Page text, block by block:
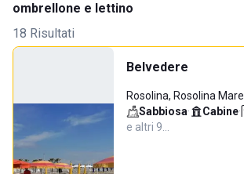
ombrellone e lettino
18 Risultati
Belvedere
Rosolina, Rosolina Mare
Sabbiosa· Cabine·
e altri 9…